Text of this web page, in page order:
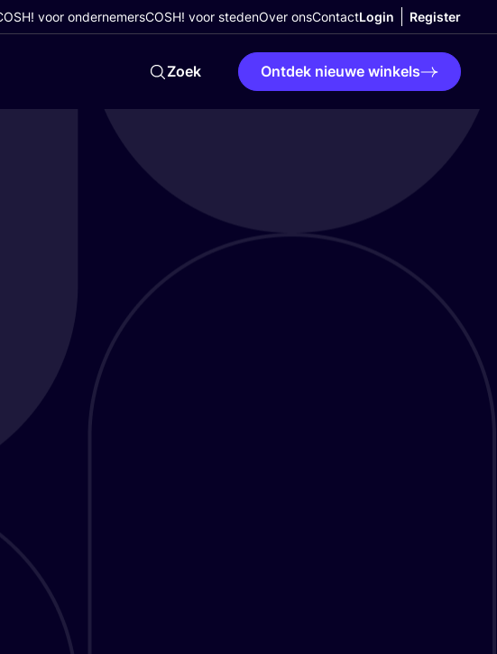
voor ondernemersCOSH! voor stedenOver onsContactLogin Register
Zoek Ontdek nieuwe winkels